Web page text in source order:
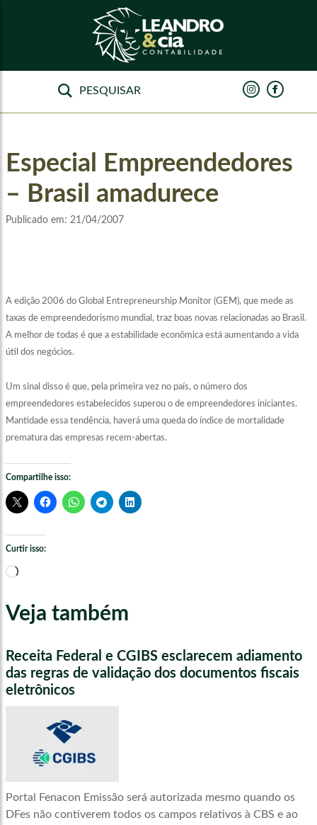
Especial Empreendedores
– Brasil amadurece
Publicado em: 21/04/2007
A edição 2006 do Global Entrepreneurship Monitor (GEM), que mede as
taxas de empreendedorismo mundial, traz boas novas relacionadas ao Brasil.
A melhor de todas é que a estabilidade econômica está aumentando a vida
útil dos negócios.
Um sinal disso é que, pela primeira vez no país, o número dos
empreendedores estabelecidos superou o de empreendedores iniciantes.
Mantidade essa tendência, haverá uma queda do índice de mortalidade
prematura das empresas recem-abertas.
Compartilhe isso:
Curtir isso:
Carregando...
Veja também
Receita Federal e CGIBS esclarecem adiamento
das regras de validação dos documentos fiscais
eletrônicos
Portal Fenacon Emissão será autorizada mesmo quando os
DFes não contiverem todos os campos relativos à CBS e ao